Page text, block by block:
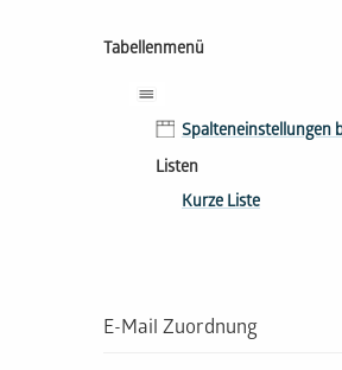
Tabellenmenü
Spalteneinstellungen
Listen
Kurze Liste
E-Mail Zuordnung